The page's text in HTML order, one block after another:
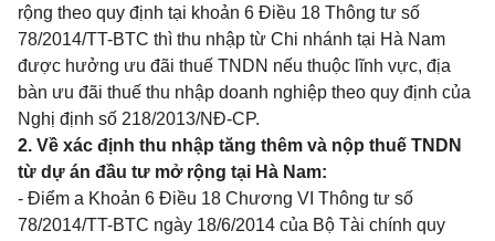
rộng theo quy định tại khoản 6 Điều 18 Thông tư số
78/2014/TT-BTC thì thu nhập từ Chi nhánh tại Hà Nam
được hưởng ưu đãi thuế TNDN nếu thuộc lĩnh vực, địa
bàn ưu đãi thuế thu nhập doanh nghiệp theo quy định của
Nghị định số 218/2013/NĐ-CP.
2. Về xác định thu nhập tăng thêm và nộp thuế TNDN
từ dự án đầu tư mở rộng tại Hà Nam:
- Điểm a Khoản 6 Điều 18 Chương VI Thông tư số
78/2014/TT-BTC ngày 18/6/2014 của Bộ Tài chính quy